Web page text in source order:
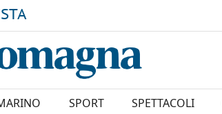
SPORT SPETTACOLI